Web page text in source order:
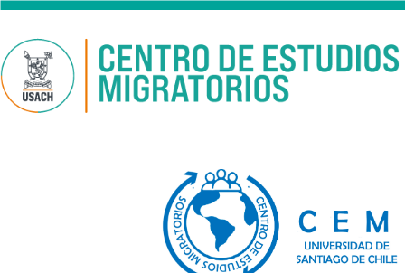
Pasar al contenido principal